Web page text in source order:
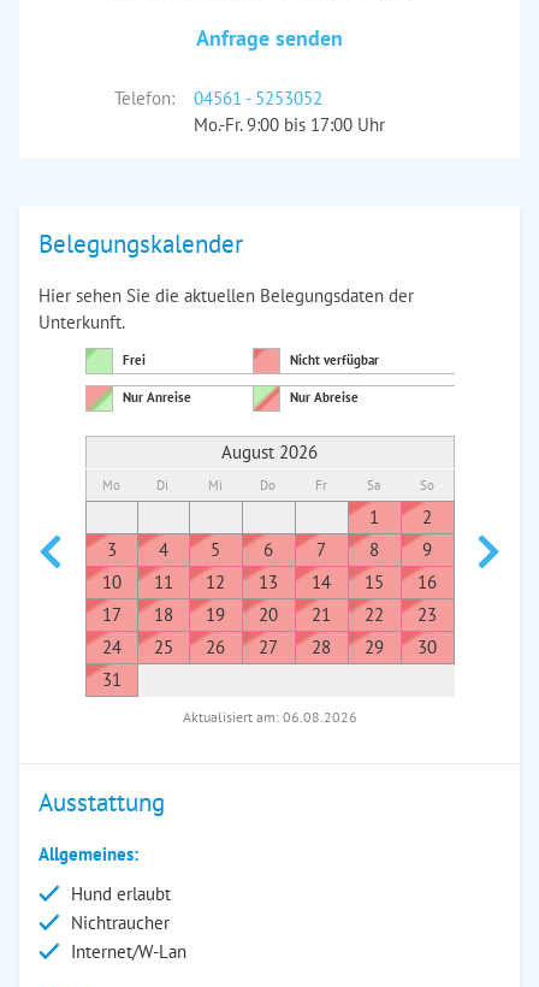
Anfrage senden
Telefon:
04561 - 5253052
Mo.-Fr. 9:00 bis 17:00 Uhr
Belegungskalender
Hier sehen Sie die aktuellen Belegungsdaten der
Unterkunft.
Frei Nicht verfügbar
Nur Anreise Nur Abreise
August 2026
Mo Di Mi Do Fr Sa So
1
2
3
4 5 6 7 8
9
10
11 12 13 14 15
16
17
18 19 20 21 22
23
24
25 26 27 28 29
30
31
7
Aktualisiert am: 06.08.2026
Ausstattung
Allgemeines:
Hund erlaubt
Nichtraucher
Internet/W-Lan